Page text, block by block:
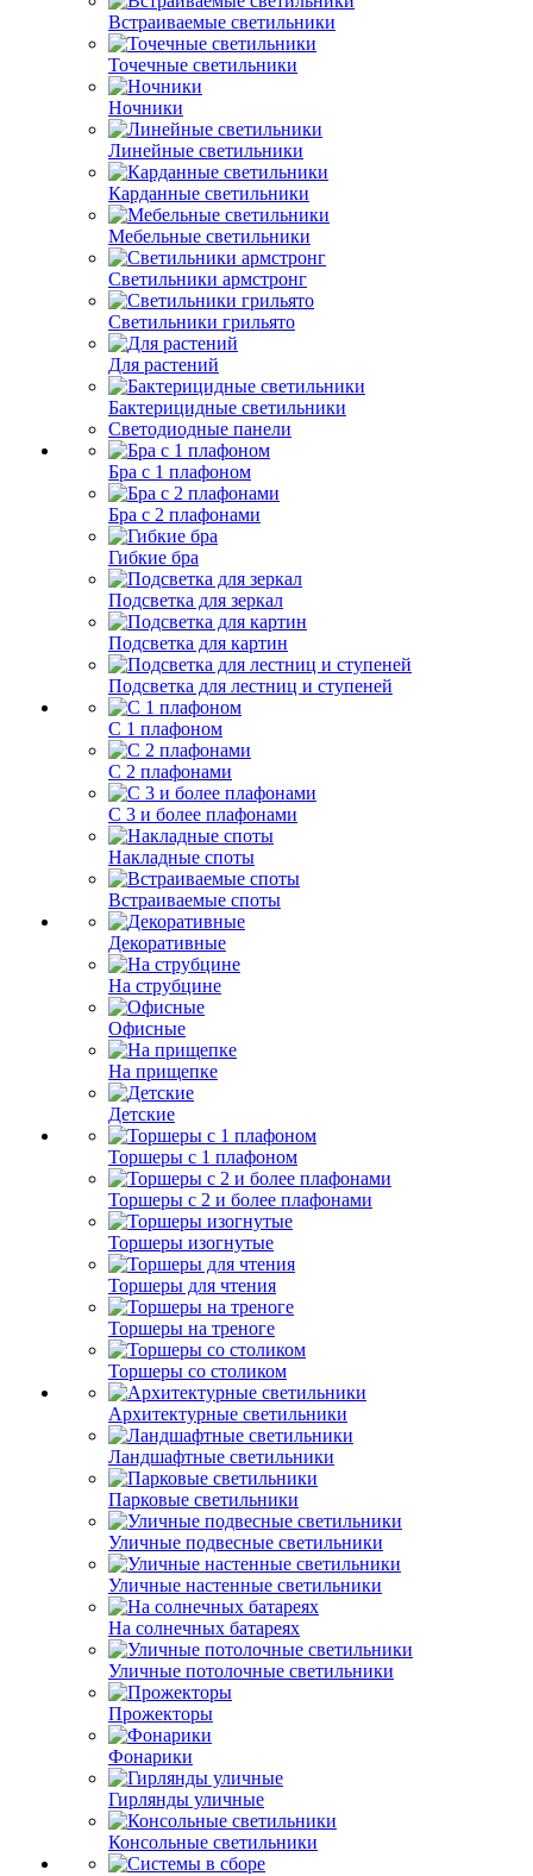
Встраиваемые светильники
Точечные светильники
Ночники
Линейные светильники
Карданные светильники
Мебельные светильники
Светильники армстронг
Светильники грильято
Для растений
Бактерицидные светильники
Светодиодные панели
Бра с 1 плафоном
Бра с 2 плафонами
Гибкие бра
Подсветка для зеркал
Подсветка для картин
Подсветка для лестниц и ступеней
С 1 плафоном
С 2 плафонами
С 3 и более плафонами
Накладные споты
Встраиваемые споты
Декоративные
На струбцине
Офисные
На прищепке
Детские
Торшеры с 1 плафоном
Торшеры с 2 и более плафонами
Торшеры изогнутые
Торшеры для чтения
Торшеры на треноге
Торшеры со столиком
Архитектурные светильники
Ландшафтные светильники
Парковые светильники
Уличные подвесные светильники
Уличные настенные светильники
На солнечных батареях
Уличные потолочные светильники
Прожекторы
Фонарики
Гирлянды уличные
Консольные светильники